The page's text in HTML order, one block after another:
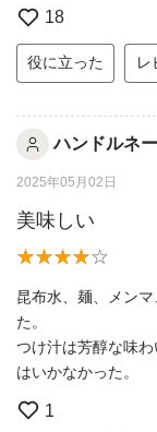
18
役に立った レ
ハンドルネ
2025年05月02日
美味しい
昆布水、麺、メン
た。
つけ汁は芳醇な味
はいかなかった。
1